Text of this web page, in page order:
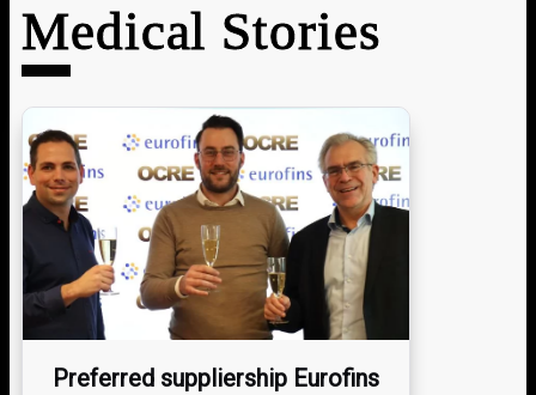
Medical Stories
Preferred suppliership Eurofins